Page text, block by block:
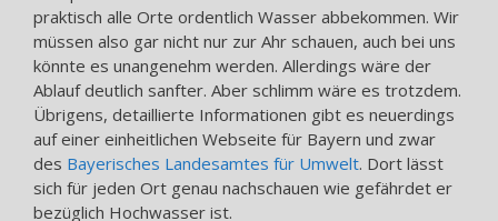
praktisch alle Orte ordentlich Wasser abbekommen. Wir
müssen also gar nicht nur zur Ahr schauen, auch bei uns
könnte es unangenehm werden. Allerdings wäre der
Ablauf deutlich sanfter. Aber schlimm wäre es trotzdem.
Übrigens, detaillierte Informationen gibt es neuerdings
auf einer einheitlichen Webseite für Bayern und zwar
des Bayerisches Landesamtes für Umwelt. Dort lässt
sich für jeden Ort genau nachschauen wie gefährdet er
bezüglich Hochwasser ist.